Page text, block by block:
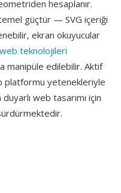
hesaplanır.
güçtür — SVG içeriği
ekran okuyucular
web teknolojileri
manipüle edilebilir. Aktif
platformu yetenekleriyle
web tasarımı için